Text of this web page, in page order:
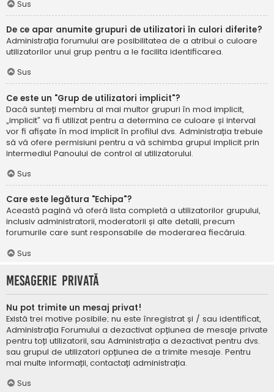
Sus
De ce apar anumite grupuri de utilizatori în culori diferite?
Administrația forumului are posibilitatea de a atribui o culoare
utilizatorilor unui grup pentru a le facilita identificarea.
Sus
Ce este un "Grup de utilizatori implicit"?
Dacă sunteți membru al mai multor grupuri în mod implicit,
„implicit” va fi utilizat pentru a determina ce culoare și interval
vor fi afișate în mod implicit în profilul dvs. Administrația trebuie
să vă ofere permisiuni pentru a vă schimba grupul implicit prin
intermediul Panoului de control al utilizatorului.
Sus
Care este legătura "Echipa"?
Această pagină vă oferă lista completă a utilizatorilor grupului,
inclusiv administratorii, moderatorii și alte detalii, precum
forumurile care sunt responsabile de moderarea fiecăruia.
Sus
Mesagerie privată
Nu pot trimite un mesaj privat!
Există trei motive posibile; nu este înregistrat și / sau identificat,
Administrația Forumului a dezactivat opțiunea de mesaje private
pentru toți utilizatorii, sau Administrația a dezactivat pentru dvs.
sau grupul de utilizatori opțiunea de a trimite mesaje. Pentru
mai multe informații, contactați administrația.
Sus